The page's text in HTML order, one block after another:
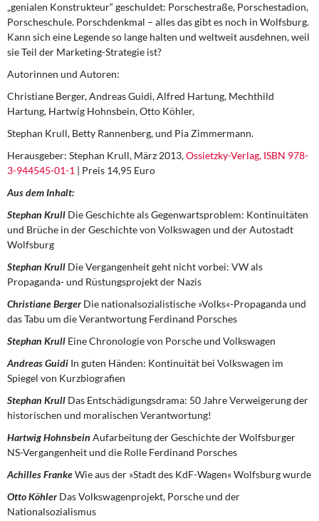
„genialen Konstrukteur“ geschuldet: Porschestraße, Porschestadion,
Porscheschule. Porschdenkmal – alles das gibt es noch in Wolfsburg.
Kann sich eine Legende so lange halten und weltweit ausdehnen, weil
sie Teil der Marketing-Strategie ist?
Autorinnen und Autoren:
Christiane Berger, Andreas Guidi, Alfred Hartung, Mechthild
Hartung, Hartwig Hohnsbein, Otto Köhler,
Stephan Krull, Betty Rannenberg, und Pia Zimmermann.
Herausgeber: Stephan Krull, März 2013,Ossietzky-Verlag, ISBN 978-
3-944545-01-1 | Preis 14,95 Euro
Aus dem Inhalt:
Stephan Krull Die Geschichte als Gegenwartsproblem: Kontinuitäten
und Brüche in der Geschichte von Volkswagen und der Autostadt
Wolfsburg
Stephan Krull Die Vergangenheit geht nicht vorbei: VW als
Propaganda- und Rüstungsprojekt der Nazis
Christiane BergerDie nationalsozialistische »Volks«-Propaganda und
das Tabu um die Verantwortung Ferdinand Porsches
Stephan Krull Eine Chronologie von Porsche und Volkswagen
Andreas Guidi In guten Händen: Kontinuität bei Volkswagen im
Spiegel von Kurzbiografien
Stephan Krull Das Entschädigungsdrama: 50 Jahre Verweigerung der
historischen und moralischen Verantwortung!
Hartwig Hohnsbein Aufarbeitung der Geschichte der Wolfsburger
NS-Vergangenheit und die Rolle Ferdinand Porsches
Achilles FrankeWie aus der »Stadt des KdF-Wagen« Wolfsburg wurde
Otto KöhlerDas Volkswagenprojekt, Porsche und der
Nationalsozialismus